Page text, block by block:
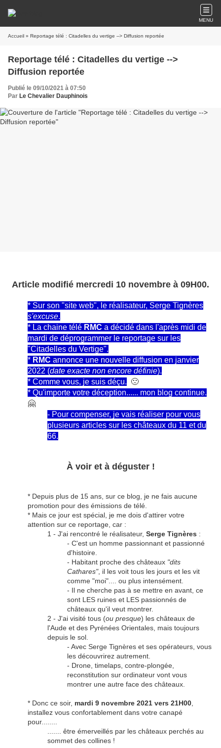
MENU
Accueil » Reportage télé : Citadelles du vertige --> Diffusion reportée
Reportage télé : Citadelles du vertige -->
Diffusion reportée
Publié le 09/10/2021 à 07:50
Par Le Chevalier Dauphinois
Article modifié mercredi 10 novembre à 09H00.
* Sur son "site web", le réalisateur, Serge Tignères
s'excuse.
* La chaine télé RMC a décidé dans l'après midi de
mardi de déprogrammer le reportage sur les
"Citadelles du Vertige".
* RMC annonce une nouvelle diffusion en janvier
2022 (date exacte non encore définie).
* Comme vous, je suis déçu. 🙁
* Qu'importe votre déception...... mon blog continue.
🤗
- Pour compenser, je vais réaliser pour vous
plusieurs articles sur les châteaux du 11 et du
66.
À voir et à déguster !
* Depuis plus de 15 ans, sur ce blog, je ne fais aucune
promotion pour des émissions de télé.
* Mais ce jour est spécial, je me dois d'attirer votre
attention sur ce reportage, car :
1 - J'ai rencontré le réalisateur, Serge Tignères :
- C'est un homme passionnant et passionné
d'histoire.
- Habitant proche des châteaux "dits
Cathares", il les voit tous les jours et les vit
comme "moi".... ou plus intensément.
- Il ne cherche pas à se mettre en avant, ce
sont LES ruines et LES passionnés de
châteaux qu'il veut montrer.
2 - J'ai visité tous (ou presque) les châteaux de
l'Aude et des Pyrénées Orientales, mais toujours
depuis le sol.
- Avec Serge Tignères et ses opérateurs, vous
les découvrirez autrement.
- Drone, timelaps, contre-plongée,
reconstitution sur ordinateur vont vous
montrer une autre face des châteaux.
* Donc ce soir, mardi 9 novembre 2021 vers 21H00
installez vous confortablement dans votre canapé
pour........
....... être émerveillés par les châteaux perchés au
sommet des collines !